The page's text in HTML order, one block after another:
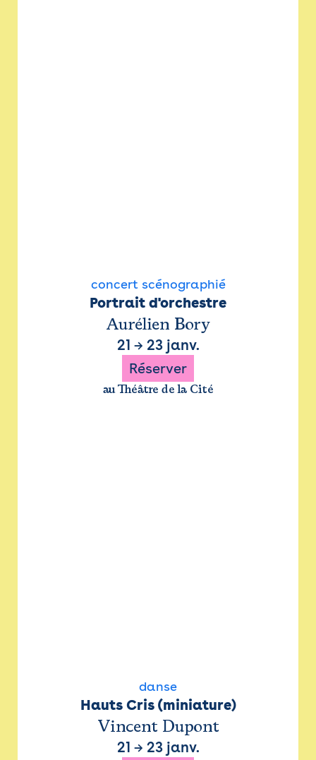
concert scénographié
Portrait d'orchestre
Aurélien Bory
21 → 23 janv.
Réserver
au Théâtre de la Cité
danse
Hauts Cris (miniature)
Vincent Dupont
21 → 23 janv.